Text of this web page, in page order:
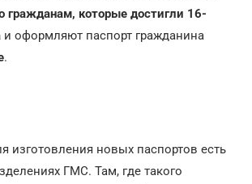
гражданам, которые достигли 16-
и оформляют паспорт гражданина
.
изготовления новых паспортов есть
ГМС. Там, где такого